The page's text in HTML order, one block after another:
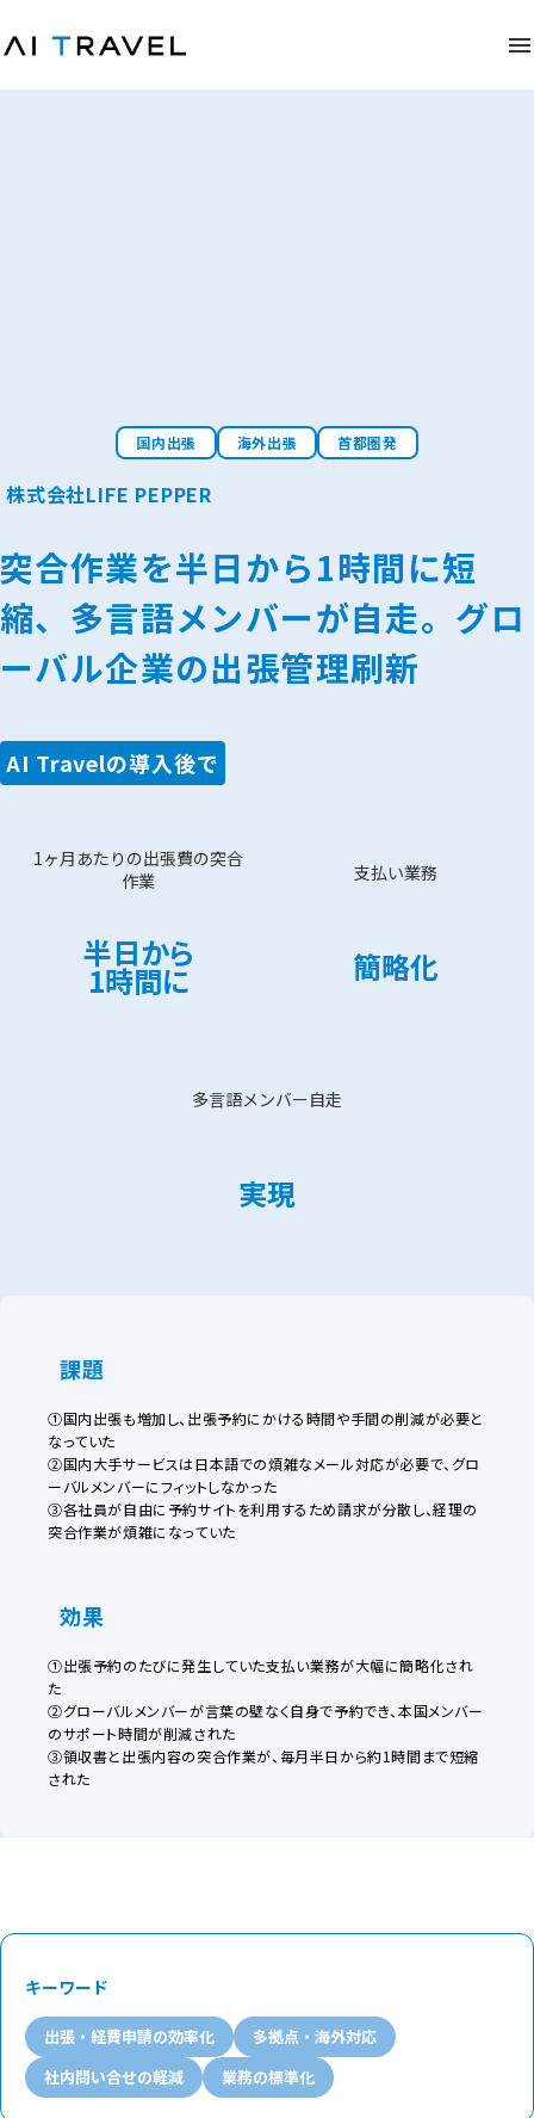
株式会社LIFE PEPPER
突合作業を半日から1時間に短
縮、多言語メンバーが自走。グロ
ーバル企業の出張管理刷新
AI Travelの導入後で
1ヶ月あたりの出張費の突合
作業
半日から
1時間に
支払い業務
簡略化
多言語メンバー自走
実現
国内出張 海外出張 首都圏発
課題
①国内出張も増加し、出張予約にかける時間や手間の削減が必要と
なっていた
②国内大手サービスは日本語での煩雑なメール対応が必要で、グロ
ーバルメンバーにフィットしなかった
③各社員が自由に予約サイトを利用するため請求が分散し、経理の
突合作業が煩雑になっていた
効果
①出張予約のたびに発生していた支払い業務が大幅に簡略化され
た
②グローバルメンバーが言葉の壁なく自身で予約でき、本国メンバー
のサポート時間が削減された
③領収書と出張内容の突合作業が、毎月半日から約1時間まで短縮
された
キーワード
出張・経費申請の効率化
多拠点・海外対応
社内問い合せの軽減
業務の標準化